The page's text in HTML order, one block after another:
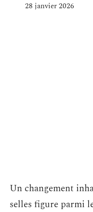
28 janvier 2026
Un changement
selles figure parmi